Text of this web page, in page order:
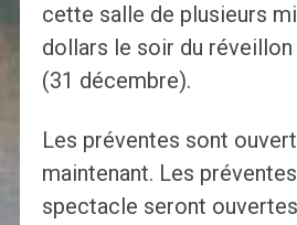
cette salle de plusieurs
dollars le soir du réveillon
(31 décembre).
Les préventes sont
maintenant. Les
spectacle seront